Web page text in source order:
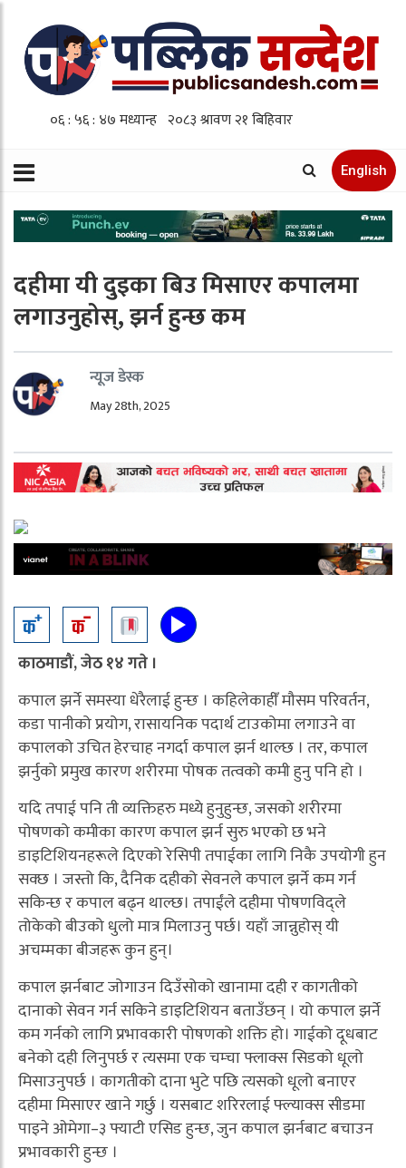
English
दहीमा यी दुइका बिउ मिसाएर कपालमा
लगाउनुहोस्, झर्न हुन्छ कम
न्यूज डेस्क
May 28th, 2025
काठमाडौं, जेठ १४ गते ।
कपाल झर्ने समस्या धेरैलाई हुन्छ । कहिलेकाहीँ मौसम परिवर्तन,
कडा पानीको प्रयोग, रासायनिक पदार्थ टाउकोमा लगाउने वा
कपालको उचित हेरचाह नगर्दा कपाल झर्न थाल्छ । तर, कपाल
झर्नुको प्रमुख कारण शरीरमा पोषक तत्वको कमी हुनु पनि हो ।
यदि तपाई पनि ती व्यक्तिहरु मध्ये हुनुहुन्छ, जसको शरीरमा
पोषणको कमीका कारण कपाल झर्न सुरु भएको छ भने
डाइटिशियनहरूले दिएको रेसिपी तपाईका लागि निकै उपयोगी हुन
सक्छ । जस्तो कि, दैनिक दहीको सेवनले कपाल झर्ने कम गर्न
सकिन्छ र कपाल बढ्न थाल्छ। तपाईंले दहीमा पोषणविद्ले
तोकेको बीउको धुलो मात्र मिलाउनु पर्छ। यहाँ जान्नुहोस् यी
अचम्मका बीजहरू कुन हुन्।
कपाल झर्नबाट जोगाउन दिउँसोको खानामा दही र कागतीको
दानाको सेवन गर्न सकिने डाइटिशियन बताउँछन् । यो कपाल झर्ने
कम गर्नको लागि प्रभावकारी पोषणको शक्ति हो। गाईको दूधबाट
बनेको दही लिनुपर्छ र त्यसमा एक चम्चा फ्लाक्स सिडको धूलो
मिसाउनुपर्छ । कागतीको दाना भुटे पछि त्यसको धूलो बनाएर
दहीमा मिसाएर खाने गर्छु । यसबाट शरिरलाई फ्ल्याक्स सीडमा
पाइने ओमेगा–३ फ्याटी एसिड हुन्छ, जुन कपाल झर्नबाट बचाउन
प्रभावकारी हुन्छ ।